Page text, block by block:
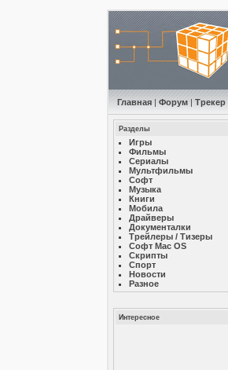
Главная |Форум |Трекер
Разделы
Игры
Фильмы
Сериалы
Мультфильмы
Софт
Музыкa
Книги
Мобила
Драйверы
Документалки
Трейлеры / Тизеры
Софт Mac OS
Скрипты
Спорт
Новости
Разное
Интересное